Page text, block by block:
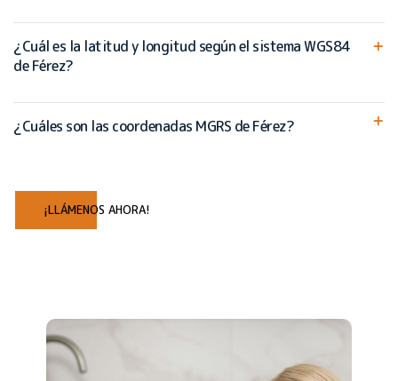
¿Cuál es la latitud y longitud según el sistema WGS84
de Férez?
¿Cuáles son las coordenadas MGRS de Férez?
¡LLÁMENOS AHORA!